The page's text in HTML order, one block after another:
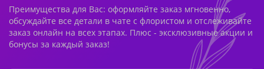
Преимущества для Вас: оформляйте заказ мгновенно,
обсуждайте все детали в чате с флористом и отслеживайте
заказ онлайн на всех этапах. Плюс - эксклюзивные акции и
бонусы за каждый заказ!